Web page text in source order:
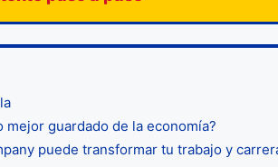
mejor guardado de la economía?
puede transformar tu trabajo y